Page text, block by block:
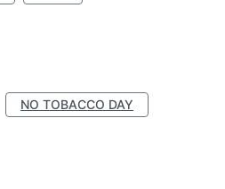
NO TOBACCO DAY